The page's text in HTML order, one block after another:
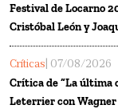
Festival de Locarno
Cristóbal León y
Críticas | 07/08/2026
Crítica de “La última
Leterrier con